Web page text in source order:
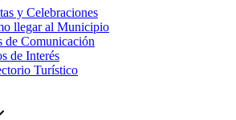
y Celebraciones
llegar al Municipio
de Comunicación
de Interés
Turístico